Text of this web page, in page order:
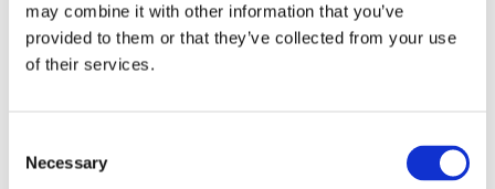
may combine it with other information that you’ve
provided to them or that they’ve collected from your use
of their services.
Selection
Necessary